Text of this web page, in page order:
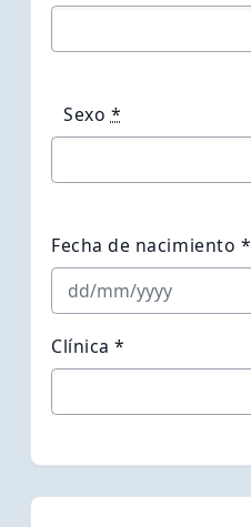
Sexo*
Fecha de nacimiento *
Clínica *